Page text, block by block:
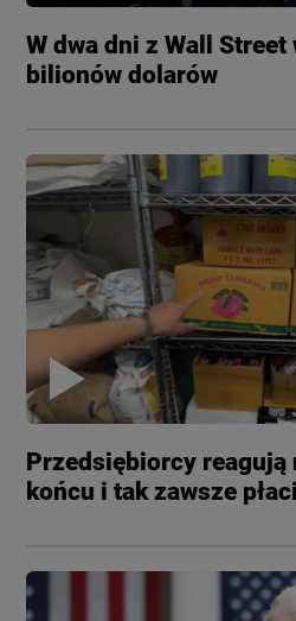
W dwa dni z Wall Street
bilionów dolarów
Przedsiębiorcy reagują
końcu i tak zawsze